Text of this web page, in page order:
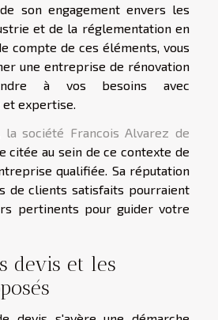
son engagement envers les
et de la réglementation en
compte de ces éléments, vous
une entreprise de rénovation
à vos besoins avec
expertise.
la société Francois Alvarez de
citée au sein de ce contexte de
qualifiée. Sa réputation
de clients satisfaits pourraient
pertinents pour guider votre
devis et les